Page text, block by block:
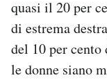
quasi il 20 per
di estrema
del 10 per cento
le donne siano